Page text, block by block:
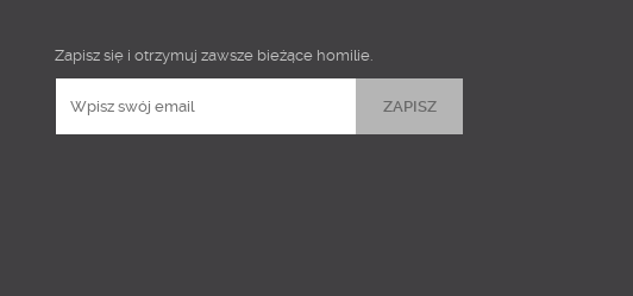
Zapisz się i otrzymuj zawsze bieżące homilie.